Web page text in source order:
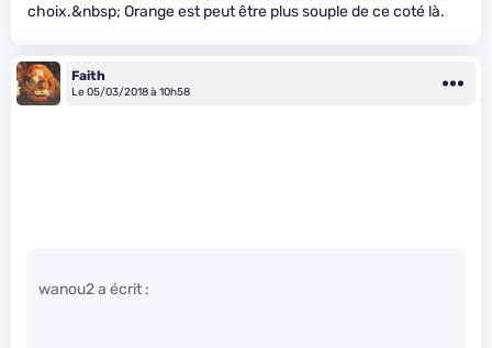
choix.&nbsp; Orange est peut être plus souple de ce coté là.
Faith
Le 05/03/2018 à 10h58
wanou2 a écrit :